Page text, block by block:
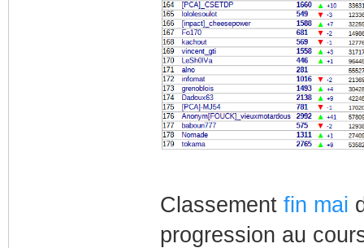
Classement fin mai
progression au